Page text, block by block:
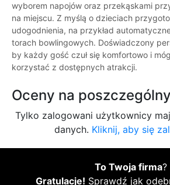
wyborem napojów oraz przekąskami
na miejscu. Z myślą o dzieciach
udogodnienia, na przykład
torach bowlingowych. Doświadczony
by każdy gość czuł się komfortowo i
korzystać z dostępnych atrakcji.
Oceny na
Tylko zalogowani użytkownicy
danych. Kliknij, aby się
To Twoja firma?
Gratulacje! Sprawdź jak